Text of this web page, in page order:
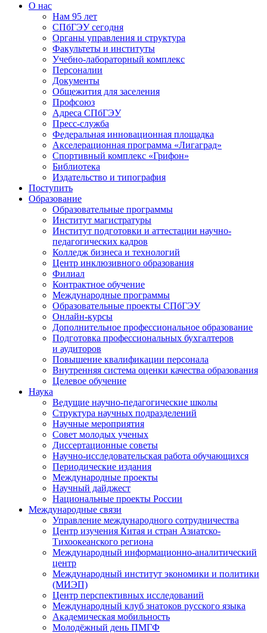
О нас
Нам 95 лет
СПбГЭУ сегодня
Органы управления и структура
Факультеты и институты
Учебно-лабораторный комплекс
Персоналии
Документы
Общежития для заселения
Профсоюз
Адреса СПбГЭУ
Пресс-служба
Федеральная инновационная площадка
Акселерационная программа «Лигаград»­­
Спортивный комплекс «Грифон»
Библиотека
Издательство и типография
Поступить
Образование
Образовательные программы
Институт магистратуры
Институт подготовки и аттестации научно-
педагогических кадров
Колледж бизнеса и технологий
Центр инклюзивного образования
Филиал
Контрактное обучение
Международные программы
Образовательные проекты СПбГЭУ
Онлайн-курсы
Дополнительное профессиональное образование
Подготовка профессиональных бухгалтеров
и аудиторов
Повышение квалификации персонала
Внутренняя система оценки качества образования
Целевое обучение
Наука
Ведущие научно-педагогические школы
Структура научных подразделений
Научные мероприятия
Совет молодых ученых
Диссертационные советы
Научно-исследовательская работа обучающихся
Периодические издания
Международные проекты
Научный дайджест
Национальные проекты России
Международные связи
Управление международного сотрудничества
Центр изучения Китая и стран Азиатско-
Тихоокеанского региона
Международный информационно-аналитический
центр
Международный институт экономики и политики
(МИЭП)
Центр перспективных исследований
Международный клуб знатоков русского языка
Академическая мобильность
Молодёжный день ПМГФ